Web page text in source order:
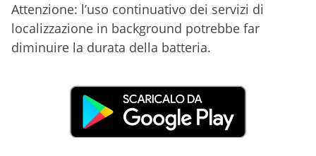
Attenzione: l’uso continuativo dei servizi di
localizzazione in background potrebbe far
diminuire la durata della batteria.